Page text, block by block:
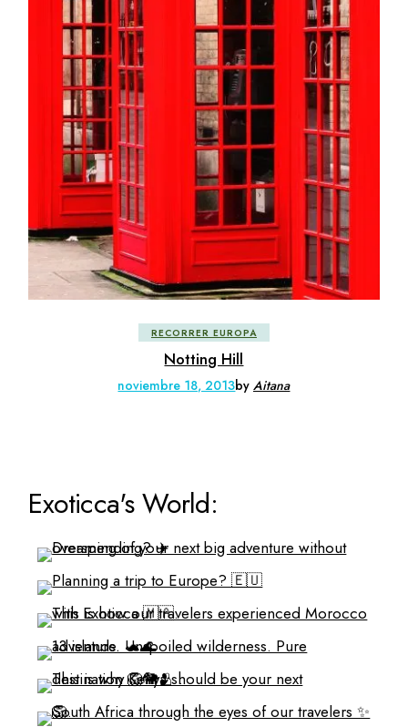
RECORRER EUROPA
Notting Hill
noviembre 18, 2013byAitana
Exoticca's World: